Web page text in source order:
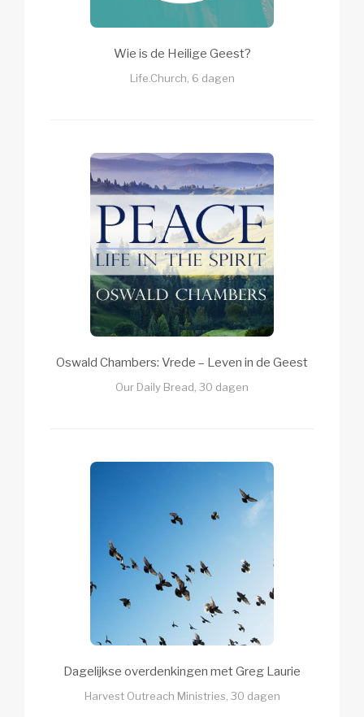
Wie is de Heilige Geest?
Life.Church, 6 dagen
Oswald Chambers: Vrede – Leven in de Geest
Our Daily Bread, 30 dagen
Dagelijkse overdenkingen met Greg Laurie
Harvest Outreach Ministries, 30 dagen